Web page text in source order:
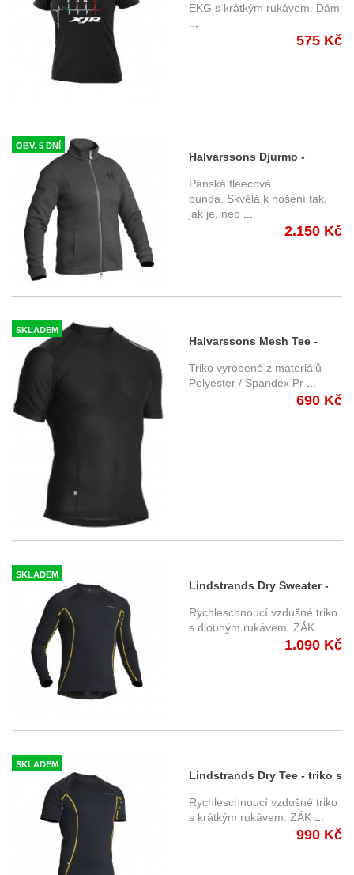
EKG s krátkým rukávem. Dám
575 Kč
OBV. 5 DNÍ
Halvarssons Djurmo -
pánská fleecová bunda
šedá
Pánská fleecová
bunda. Skvělá k nošení tak,
jak je, neb
2.150 Kč
SKLADEM
Halvarssons Mesh Tee -
triko s krátkým rukávem vel.
M
Triko vyrobené z materiálů
Polyester / Spandex Pr
690 Kč
SKLADEM
Lindstrands Dry Sweater -
triko s dlouhým rukávem
Rychleschnoucí vzdušné triko
s dlouhým rukávem. ZÁK
1.090 Kč
SKLADEM
Lindstrands Dry Tee - triko s
krátkým rukávem
Rychleschnoucí vzdušné triko
s krátkým rukávem. ZÁK
990 Kč